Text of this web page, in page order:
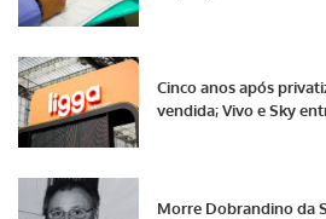
Cinco anos após
vendida; Vivo e Sky
Morre Dobrandino da